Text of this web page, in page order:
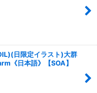
日限定イラスト)大群
《日本語》【SOA】